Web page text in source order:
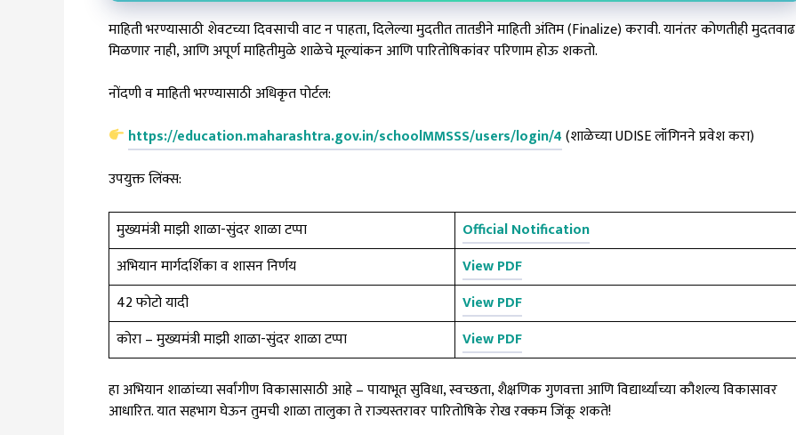
माहिती भरण्यासाठी शेवटच्या दिवसाची वाट न पाहता, दिलेल्या मुदतीत तातडीने माहिती अंतिम (Finalize) करावी. यानंतर कोणतीही मुदतवाढ
मिळणार नाही, आणि अपूर्ण माहितीमुळे शाळेचे मूल्यांकन आणि पारितोषिकांवर परिणाम होऊ शकतो.
नोंदणी व माहिती भरण्यासाठी अधिकृत पोर्टल:
https://education.maharashtra.gov.in/schoolMMSSS/users/login/4(शाळेच्या UDISE लॉगिनने प्रवेश करा)
उपयुक्त लिंक्स:
मुख्यमंत्री माझी शाळा-सुंदर शाळा टप्पा
Official Notification
अभियान मार्गदर्शिका व शासन निर्णय
View PDF
42 फोटो यादी
View PDF
कोरा – मुख्यमंत्री माझी शाळा-सुंदर शाळा टप्पा
View PDF
हा अभियान शाळांच्या सर्वांगीण विकासासाठी आहे – पायाभूत सुविधा, स्वच्छता, शैक्षणिक गुणवत्ता आणि विद्यार्थ्यांच्या कौशल्य विकासावर
आधारित. यात सहभाग घेऊन तुमची शाळा तालुका ते राज्यस्तरावर पारितोषिके रोख रक्कम जिंकू शकते!